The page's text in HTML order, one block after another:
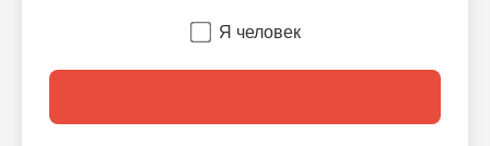
Я человек